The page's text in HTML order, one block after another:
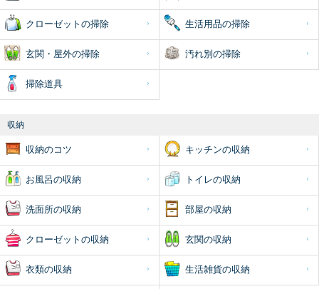
クローゼットの掃除 生活用品の掃除
玄関・屋外の掃除 汚れ別の掃除
掃除道具
収納
収納のコツ キッチンの収納
お風呂の収納 トイレの収納
洗面所の収納 部屋の収納
クローゼットの収納 玄関の収納
衣類の収納 生活雑貨の収納